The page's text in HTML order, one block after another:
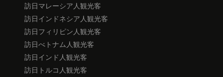
訪日マレーシア人観光客
訪日インドネシア人観光客
訪日フィリピン人観光客
訪日べトナム人観光客
訪日インド人観光客
訪日トルコ人観光客